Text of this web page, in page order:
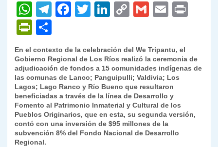
W
h
at
s
A
p
p
T
gr
a
m
F
e
b
o
o
k
T
er
Li
e
dI
n
C
y
Li
n
k
G
l
E
l
P
nt
Fr
ie
n
dl
y
o
m
p
ar
tir
En el contexto de la celebración del We Tripantu, el
Gobierno Regional de Los Ríos realizó la ceremonia de
adjudicación de fondos a 15 comunidades indígenas de
las comunas de Lanco; Panguipulli; Valdivia; Los
Lagos; Lago Ranco y Río Bueno que resultaron
beneficiadas a través de la línea de Desarrollo y
Fomento al Patrimonio Inmaterial y Cultural de los
Pueblos Originarios, que en esta, su segunda versión,
contó con una inversión de $95 millones de la
subvención 8% del Fondo Nacional de Desarrollo
Regional.